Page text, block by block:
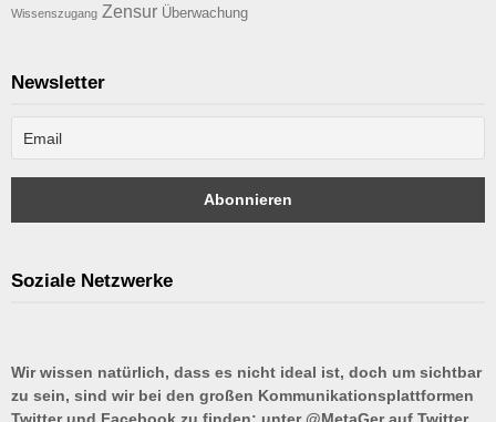
Wissenszugang Zensur Überwachung
Newsletter
Soziale Netzwerke
Wir wissen natürlich, dass es nicht ideal ist, doch um sichtbar
zu sein, sind wir bei den großen Kommunikationsplattformen